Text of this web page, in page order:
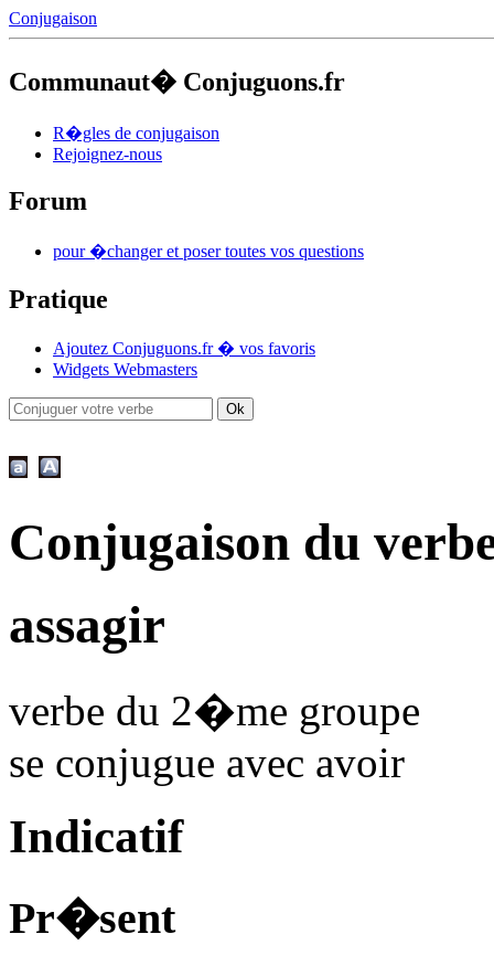
Conjugaison
Communaut� Conjuguons.fr
R�gles de conjugaison
Rejoignez-nous
Forum
pour �changer et poser toutes vos questions
Pratique
Ajoutez Conjuguons.fr � vos favoris
Widgets Webmasters
Conjugaison du
assagir
verbe du 2�me groupe
se conjugue avec avoir
Indicatif
Pr�sent